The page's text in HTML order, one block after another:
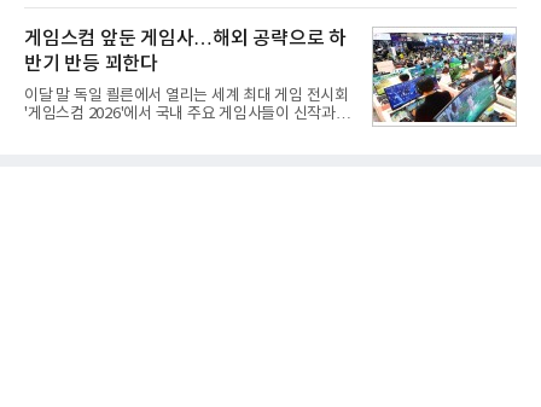
국산화에 의
접어든 가운데 삼성전자는 AI 반도체를 중심으로 데
이터센터 생태계 공략을 강화하고 LG전자는 냉각솔
루션·전장·로봇 등 기업용 솔루션 사업 확대에 속도를
내고 있다.9일 업계에 따르면 LG전자는 2분기 생활가
전과 프리미엄 제품 경쟁력에 더해 B2B 사업 확대 효
과로 수익성을 방어한 반면 삼성전자는 디바이스경험
(DX) 부문의 TV·생활가전 수익성이 악화됐다. 대신 삼
게임스컴 앞둔 게임사…해외 공략으로 하
반기 반등 꾀한다
이달 말 독일 쾰른에서 열리는 세계 최대 게임 전시회
'게임스컴 2026'에서 국내 주요 게임사들이 신작과 글